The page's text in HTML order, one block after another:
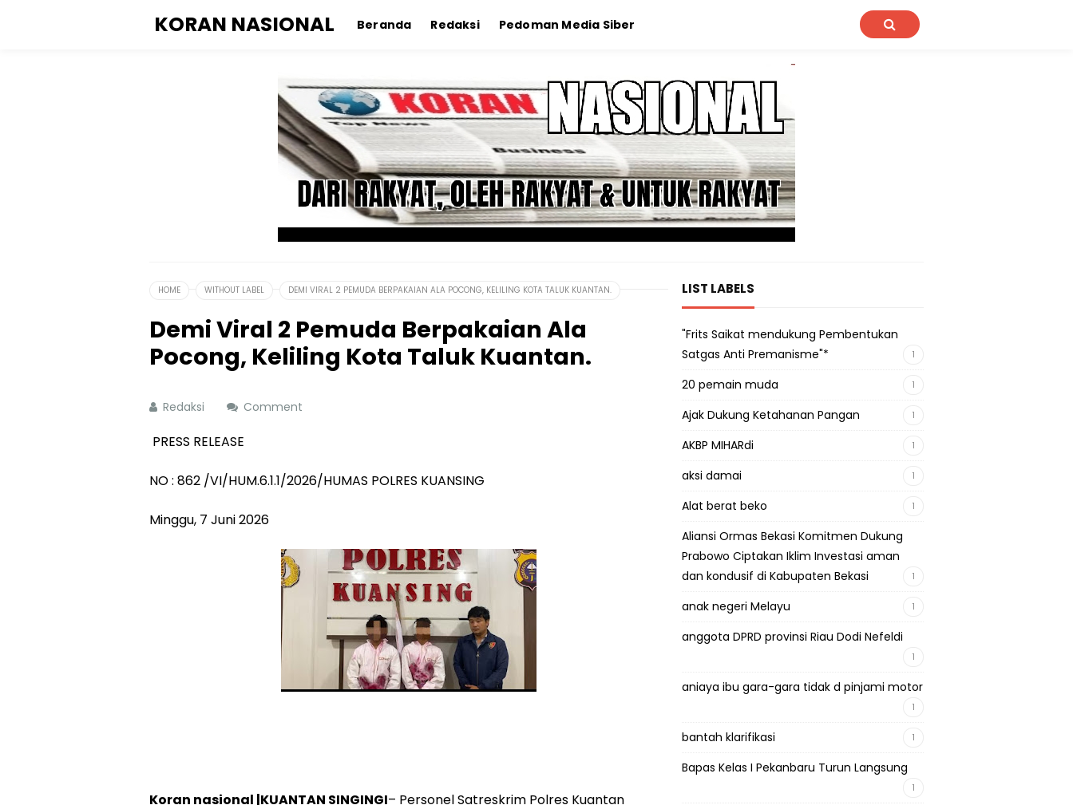
KORAN NASIONAL Beranda Redaksi Pedoman Media Siber
HOME WITHOUT LABEL DEMI VIRAL 2 PEMUDA BERPAKAIAN ALA POCONG, KELILING KOTA TALUK KUANTAN.
Demi Viral 2 Pemuda Berpakaian Ala
Pocong, Keliling Kota Taluk Kuantan.
Redaksi Comment
PRESS RELEASE
NO : 862 /VI/HUM.6.1.1/2026/HUMAS POLRES KUANSING
Minggu, 7 Juni 2026
Koran nasional |KUANTAN SINGINGI– Personel Satreskrim Polres Kuantan
LIST LABELS
"Frits Saikat mendukung Pembentukan
Satgas Anti Premanisme"*
1
20 pemain muda 1
Ajak Dukung Ketahanan Pangan 1
AKBP MIHARdi 1
aksi damai 1
Alat berat beko 1
Aliansi Ormas Bekasi Komitmen Dukung
Prabowo Ciptakan Iklim Investasi aman
dan kondusif di Kabupaten Bekasi
1
anak negeri Melayu 1
anggota DPRD provinsi Riau Dodi Nefeldi
1
aniaya ibu gara-gara tidak d pinjami motor
1
bantah klarifikasi 1
Bapas Kelas I Pekanbaru Turun Langsung
1